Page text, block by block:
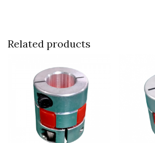
Related products